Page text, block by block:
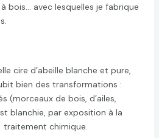
bois… avec lesquelles je fabrique
cire d’abeille blanche et pure,
bien des transformations :
(morceaux de bois, d’ailes,
blanchie, par exposition à la
traitement chimique.